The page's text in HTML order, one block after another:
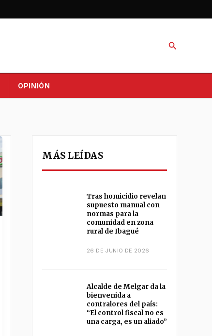
Buscar
OPINIÓN
MÁS LEÍDAS
Tras homicidio revelan
supuesto manual con
normas para la
comunidad en zona
rural de Ibagué
26 DE JUNIO DE 2026
Alcalde de Melgar da la
bienvenida a
contralores del país:
“El control fiscal no es
una carga, es un aliado”